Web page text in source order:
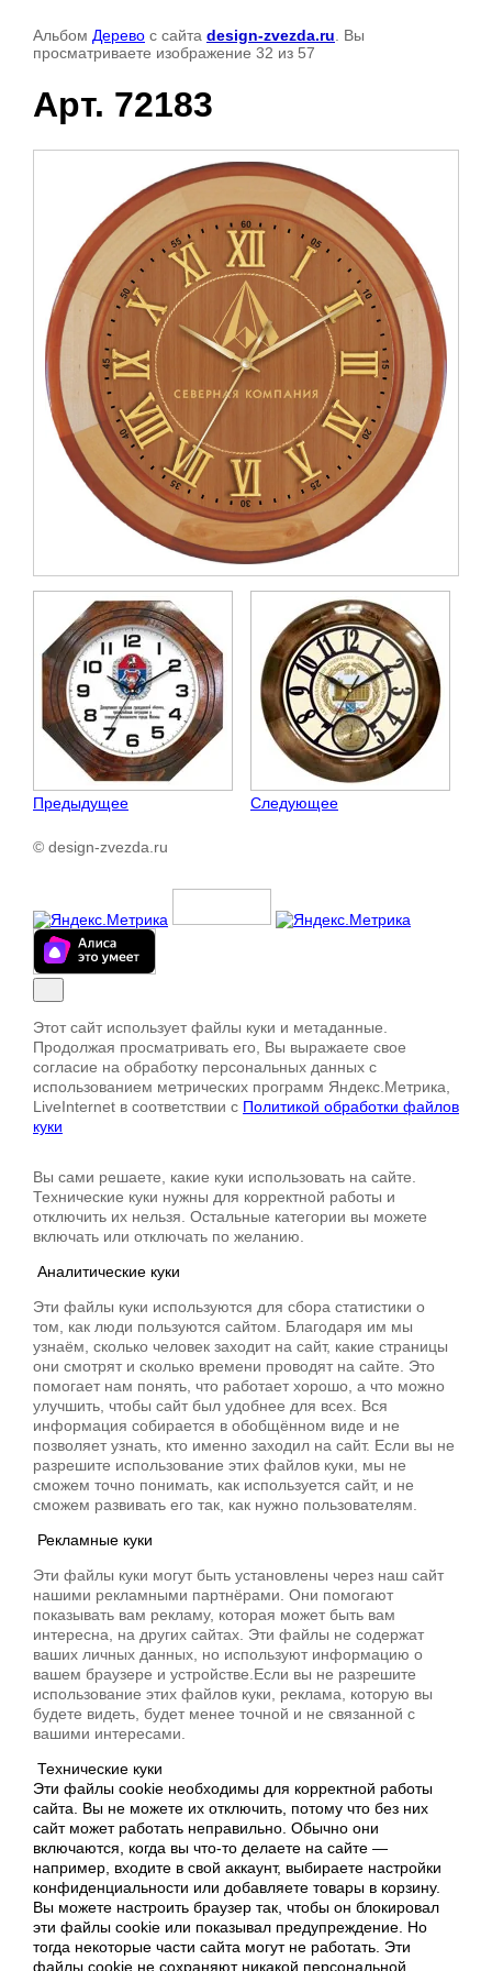
Альбом Дерево с сайта design-zvezda.ru . Вы
просматриваете изображение 32 из 57
Арт. 72183
Предыдущее Следующее
© design-zvezda.ru
Этот сайт использует файлы куки и метаданные.
Продолжая просматривать его, Вы выражаете свое
согласие на обработку персональных данных с
использованием метрических программ Яндекс.Метрика,
LiveInternet в соответствии с Политикой обработки файлов
куки
Вы сами решаете, какие куки использовать на сайте.
Технические куки нужны для корректной работы и
отключить их нельзя. Остальные категории вы можете
включать или отключать по желанию.
Аналитические куки
Эти файлы куки используются для сбора статистики о
том, как люди пользуются сайтом. Благодаря им мы
узнаём, сколько человек заходит на сайт, какие страницы
они смотрят и сколько времени проводят на сайте. Это
помогает нам понять, что работает хорошо, а что можно
улучшить, чтобы сайт был удобнее для всех. Вся
информация собирается в обобщённом виде и не
позволяет узнать, кто именно заходил на сайт. Если вы не
разрешите использование этих файлов куки, мы не
сможем точно понимать, как используется сайт, и не
сможем развивать его так, как нужно пользователям.
Рекламные куки
Эти файлы куки могут быть установлены через наш сайт
нашими рекламными партнёрами. Они помогают
показывать вам рекламу, которая может быть вам
интересна, на других сайтах. Эти файлы не содержат
ваших личных данных, но используют информацию о
вашем браузере и устройстве.Если вы не разрешите
использование этих файлов куки, реклама, которую вы
будете видеть, будет менее точной и не связанной с
вашими интересами.
Технические куки
Эти файлы cookie необходимы для корректной работы
сайта. Вы не можете их отключить, потому что без них
сайт может работать неправильно. Обычно они
включаются, когда вы что-то делаете на сайте —
например, входите в свой аккаунт, выбираете настройки
конфиденциальности или добавляете товары в корзину.
Вы можете настроить браузер так, чтобы он блокировал
эти файлы cookie или показывал предупреждение. Но
тогда некоторые части сайта могут не работать. Эти
файлы cookie не сохраняют никакой персональной